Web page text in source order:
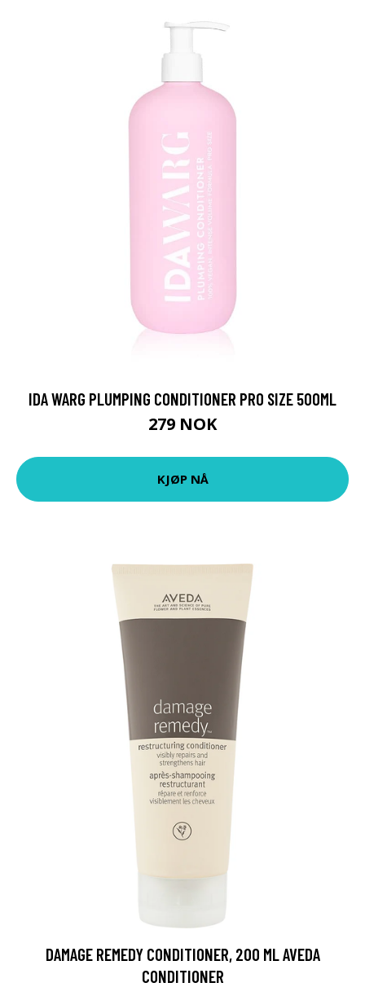
IDA WARG PLUMPING CONDITIONER PRO SIZE 500ML
279 NOK
KJØP NÅ
DAMAGE REMEDY CONDITIONER, 200 ML AVEDA
CONDITIONER